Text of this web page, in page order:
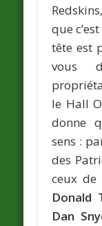
que
tête est
vous
le Hall
donne
sens :
des
ceux
Donald
Dan